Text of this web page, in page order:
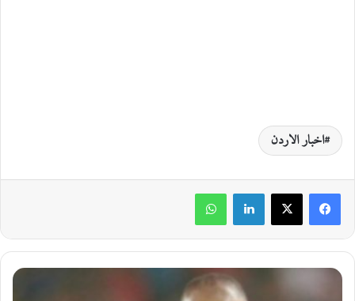
اخبار الاردن
ا